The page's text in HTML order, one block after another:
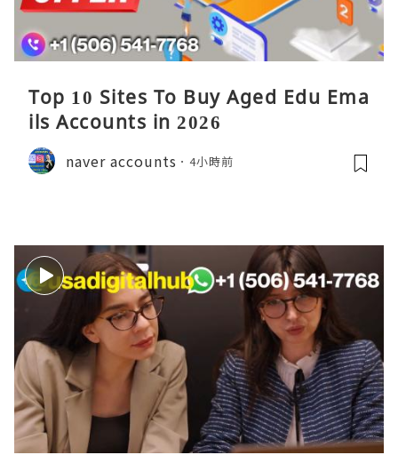
Top 10 Sites To Buy Aged Edu Ema
ils Accounts in 2026
naver accounts 4小時前